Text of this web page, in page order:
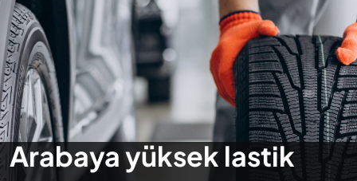
Arabaya yüksek lastik